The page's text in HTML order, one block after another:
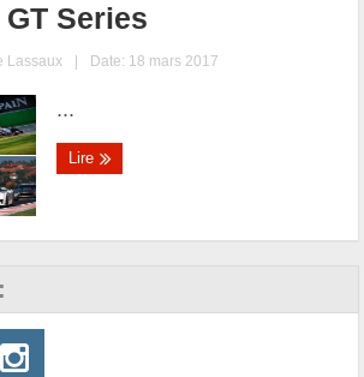
Series
Lassaux | Date: 18 mars 2017
...
Lire